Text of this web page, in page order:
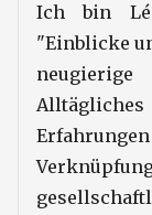
Ich bin
"Einblicke